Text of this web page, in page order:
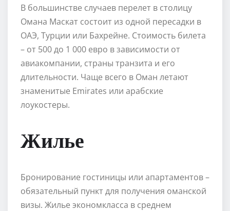
В большинстве случаев перелет в столицу
Омана Маскат состоит из одной пересадки в
ОАЭ, Турции или Бахрейне. Стоимость билета
– от 500 до 1 000 евро в зависимости от
авиакомпании, страны транзита и его
длительности. Чаще всего в Оман летают
знаменитые Emirates или арабские
лоукостеры.
Жилье
Бронирование гостиницы или апартаментов –
обязательный пункт для получения оманской
визы. Жилье экономкласса в среднем